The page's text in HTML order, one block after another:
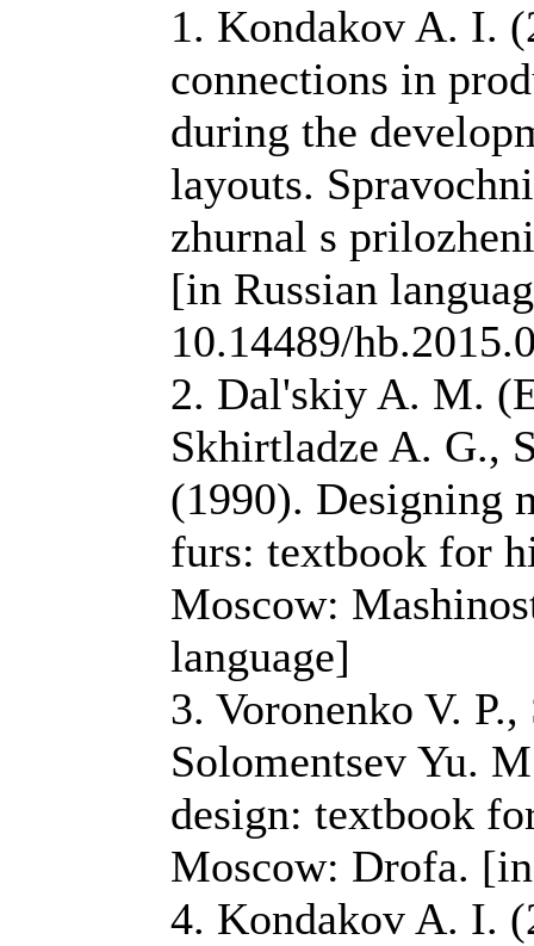
1. Kondakov A. I.
connections in
during the
layouts.
zhurnal s
[in Russian
10.14489/
2. Dal'skiy A. M.
Skhirtladze A. G.,
(1990). Designing
furs: textbook for
Moscow:
language]
3. Voronenko V.
Solomentsev Yu.
design: textbook
Moscow: Drofa.
4. Kondakov A. I.